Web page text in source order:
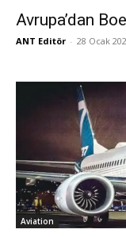
Avrupa’dan
ANT Editör - 28 Ocak
Aviation